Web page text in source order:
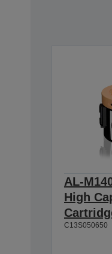
AL-
High
C13S050650